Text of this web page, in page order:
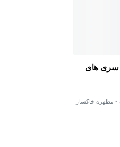
سری های
• مطهره خاکسار